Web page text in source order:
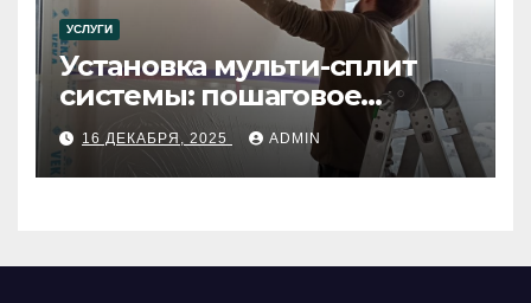
УСЛУГИ
Установка мульти-сплит
системы: пошаговое
руководство
16 ДЕКАБРЯ, 2025 ADMIN